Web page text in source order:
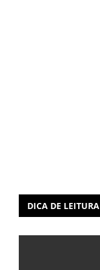
DICA DE LEITURA